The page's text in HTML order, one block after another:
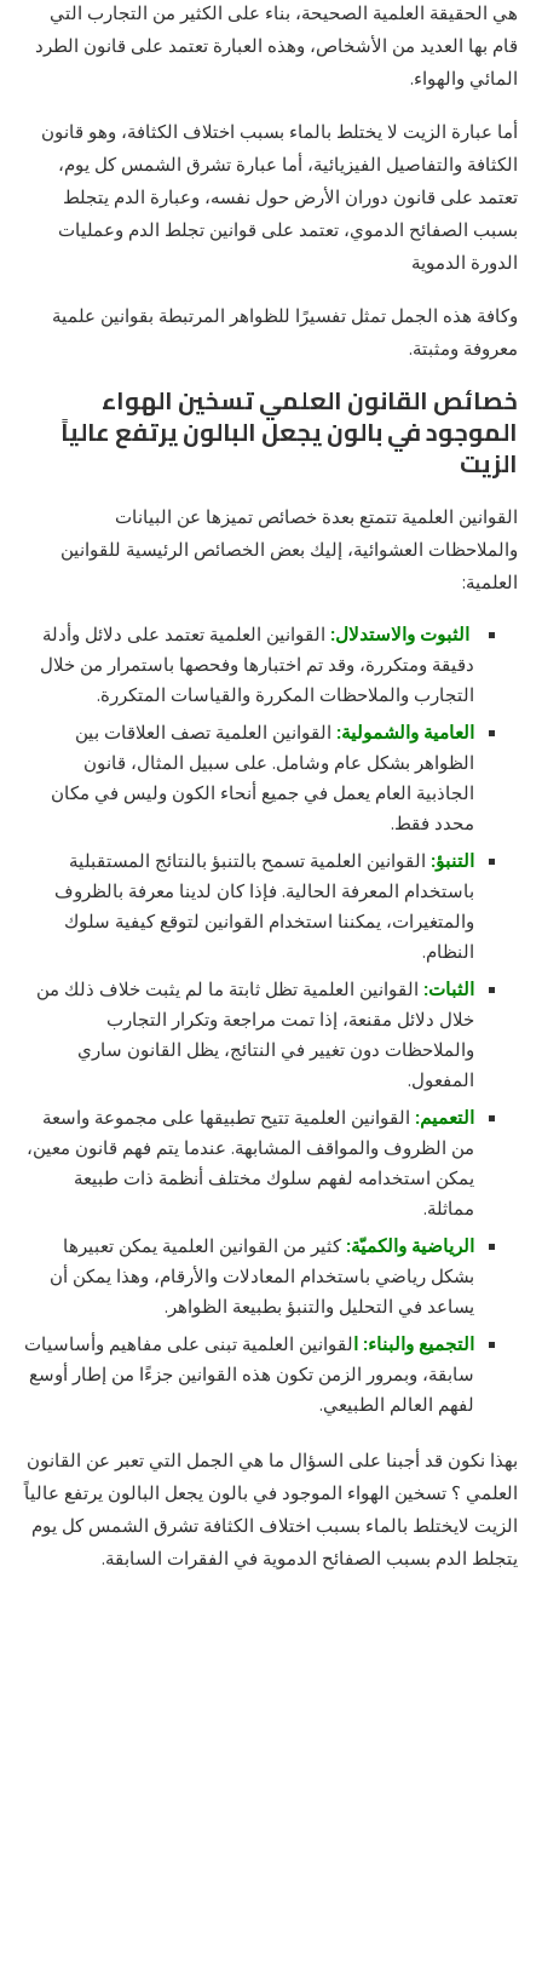
هي الحقيقة العلمية الصحيحة، بناء على الكثير من التجارب التي
قام بها العديد من الأشخاص، وهذه العبارة تعتمد على قانون الطرد
المائي والهواء.
أما عبارة الزيت لا يختلط بالماء بسبب اختلاف الكثافة، وهو قانون
الكثافة والتفاصيل الفيزيائية، أما عبارة تشرق الشمس كل يوم،
تعتمد على قانون دوران الأرض حول نفسه، وعبارة الدم يتجلط
بسبب الصفائح الدموي، تعتمد على قوانين تجلط الدم وعمليات
الدورة الدموية
وكافة هذه الجمل تمثل تفسيرًا للظواهر المرتبطة بقوانين علمية
معروفة ومثبتة.
خصائص القانون العلمي تسخين الهواء
الموجود في بالون يجعل البالون يرتفع عالياً
الزيت
القوانين العلمية تتمتع بعدة خصائص تميزها عن البيانات
والملاحظات العشوائية، إليك بعض الخصائص الرئيسية للقوانين
العلمية:
الثبوت والاستدلال: القوانين العلمية تعتمد على دلائل وأدلة
دقيقة ومتكررة، وقد تم اختبارها وفحصها باستمرار من خلال
التجارب والملاحظات المكررة والقياسات المتكررة.
العامية والشمولية: القوانين العلمية تصف العلاقات بين
الظواهر بشكل عام وشامل. على سبيل المثال، قانون
الجاذبية العام يعمل في جميع أنحاء الكون وليس في مكان
محدد فقط.
التنبؤ: القوانين العلمية تسمح بالتنبؤ بالنتائج المستقبلية
باستخدام المعرفة الحالية. فإذا كان لدينا معرفة بالظروف
والمتغيرات، يمكننا استخدام القوانين لتوقع كيفية سلوك
النظام.
الثبات: القوانين العلمية تظل ثابتة ما لم يثبت خلاف ذلك من
خلال دلائل مقنعة، إذا تمت مراجعة وتكرار التجارب
والملاحظات دون تغيير في النتائج، يظل القانون ساري
المفعول.
التعميم: القوانين العلمية تتيح تطبيقها على مجموعة واسعة
من الظروف والمواقف المشابهة. عندما يتم فهم قانون معين،
يمكن استخدامه لفهم سلوك مختلف أنظمة ذات طبيعة
مماثلة.
الرياضية والكميّة: كثير من القوانين العلمية يمكن تعبيرها
بشكل رياضي باستخدام المعادلات والأرقام، وهذا يمكن أن
يساعد في التحليل والتنبؤ بطبيعة الظواهر.
التجميع والبناء: القوانين العلمية تبنى على مفاهيم وأساسيات
سابقة، وبمرور الزمن تكون هذه القوانين جزءًا من إطار أوسع
لفهم العالم الطبيعي.
بهذا نكون قد أجبنا على السؤال ما هي الجمل التي تعبر عن القانون
العلمي ؟ تسخين الهواء الموجود في بالون يجعل البالون يرتفع عالياً
الزيت لايختلط بالماء بسبب اختلاف الكثافة تشرق الشمس كل يوم
يتجلط الدم بسبب الصفائح الدموية في الفقرات السابقة.